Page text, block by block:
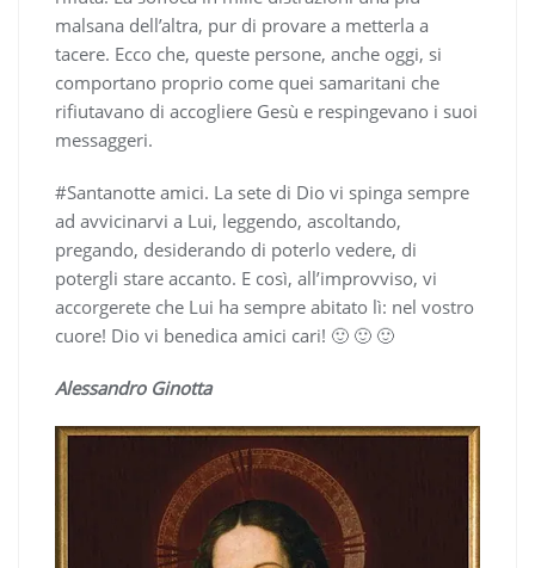
malsana dell’altra, pur di provare a metterla a
tacere. Ecco che, queste persone, anche oggi, si
comportano proprio come quei samaritani che
rifiutavano di accogliere Gesù e respingevano i suoi
messaggeri.
#Santanotte amici. La sete di Dio vi spinga sempre
ad avvicinarvi a Lui, leggendo, ascoltando,
pregando, desiderando di poterlo vedere, di
potergli stare accanto. E così, all’improvviso, vi
accorgerete che Lui ha sempre abitato lì: nel vostro
cuore! Dio vi benedica amici cari! 🙂 🙂 🙂
Alessandro Ginotta